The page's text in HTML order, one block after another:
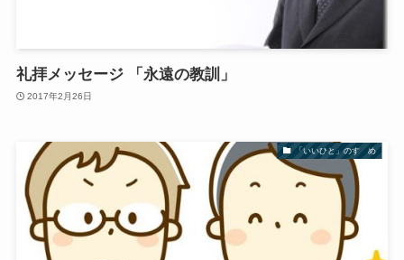
礼拝メッセージ 「永遠の教訓」
2017年2月26日
「いいひと」のすゝめ